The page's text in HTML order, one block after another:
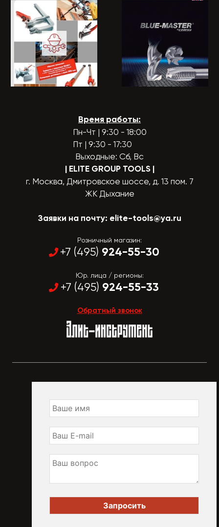
Время работы:
Пн-Чт | 9:30 - 18:00
Пт | 9:30 - 17:30
Выходные: Сб, Вс
| ELITE GROUP TOOLS |
г. Москва, Дмитровское шоссе, д. 13 пом. 7
ЖК Дыхание
Заявки на почту: elite-tools@ya.ru
Розничный магазин:
+7 (495) 924-55-30
Юр. лица / регионы:
+7 (495) 924-55-33
Обратный звонок